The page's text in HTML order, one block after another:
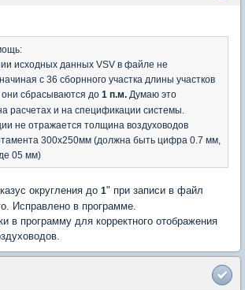
исходных данных VSV в файле не
с 36 сборнного участка длины участков
они сбрасываются до 1 п.м. Думаю это
расчетах и на спецификации системы.
не отражается толщина воздуховодов
300х250мм (должна быть цифра 0.7 мм,
05 мм)
округления до 1" при записи в файл
Исправлено в программе.
в программу для корректного отображения